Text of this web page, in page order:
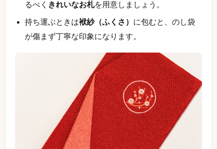
るべく きれいなお札を用意しましょう。
持ち運ぶときは袱紗（ふくさ） に包むと、のし袋
が傷まず丁寧な印象になります。